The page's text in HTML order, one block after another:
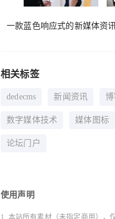
一款蓝色响应式的新媒体资
相关标签
dedecms 新闻资讯
数字媒体技术 媒体图标
论坛门户
使用声明
1. 本站所有素材（未指定商用），